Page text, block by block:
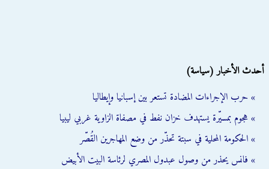
أحدث الأخبار (سياسة)
» حرب الإجراءات المضادة تستعر بين إسبانيا وإيطاليا
» هجوم بمسيّرة يستهدف خزان نفط في مصفاة الزاوية غربي ليبيا
» الحكومة المحلية في سبتة تحذّر من وضع المهاجرين القُصّر
» فانس يحذر من وصول عبدول المصري لرئاسة البيت الأبيض